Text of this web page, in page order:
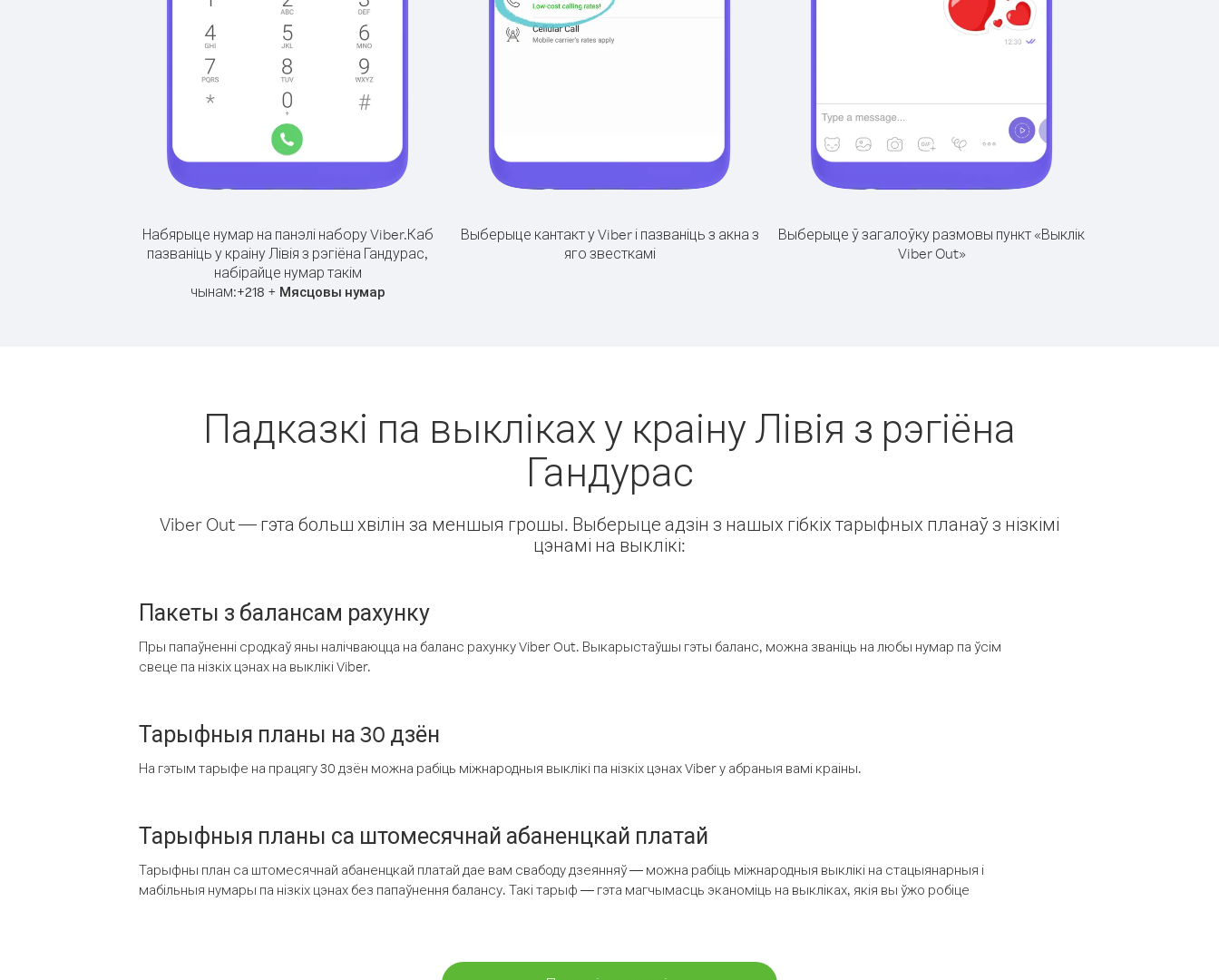
Набярыце нумар на панэлі набору Viber.Каб
пазваніць у краіну Лівія з рэгіёна Гандурас,
набірайце нумар такім
чынам:+218 + Мясцовы нумар
Выберыце кантакт у Viber і пазваніць з акна з
яго звесткамі
Выберыце ў загалоўку размовы пункт «Выклік
Viber Out»
Падказкі па выкліках у краіну Лівія з рэгіёна
Гандурас
Viber Out — гэта больш хвілін за меншыя грошы. Выберыце адзін з нашых гібкіх тарыфных планаў з нізкімі
цэнамі на выклікі:
Пакеты з балансам рахунку
Пры папаўненні сродкаў яны налічваюцца на баланс рахунку Viber Out. Выкарыстаўшы гэты баланс, можна званіць на любы нумар па ўсім
свеце па нізкіх цэнах на выклікі Viber.
Тарыфныя планы на 30 дзён
На гэтым тарыфе на працягу 30 дзён можна рабіць міжнародныя выклікі па нізкіх цэнах Viber у абраныя вамі краіны.
Тарыфныя планы са штомесячнай абаненцкай платай
Тарыфны план са штомесячнай абаненцкай платай дае вам свабоду дзеянняў — можна рабіць міжнародныя выклікі на стацыянарныя і
мабільныя нумары па нізкіх цэнах без папаўнення балансу. Такі тарыф — гэта магчымасць эканоміць на выкліках, якія вы ўжо робіце